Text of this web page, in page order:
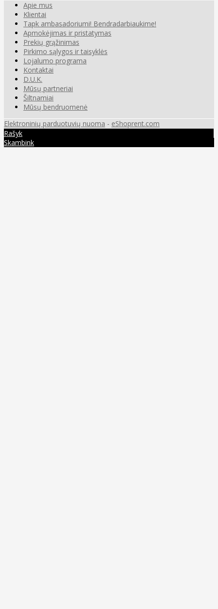
Apie mus
Klientai
Tapk ambasadoriumi! Bendradarbiaukime!
Apmokėjimas ir pristatymas
Prekių grąžinimas
Pirkimo sąlygos ir taisyklės
Lojalumo programa
Kontaktai
D.U.K.
Mūsų partneriai
Šiltnamiai
Mūsų bendruomenė
Elektroninių parduotuvių nuoma - eShoprent.com
Rašyk
Skambink